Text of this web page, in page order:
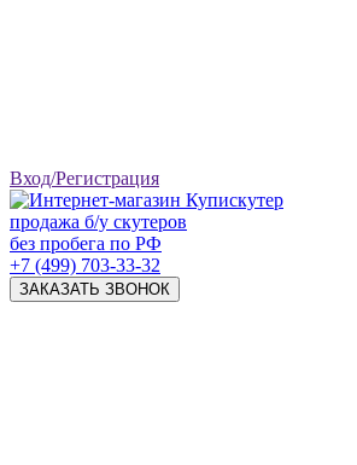
Вход/Регистрация
продажа б/у скутеров
без пробега по РФ
+7 (499) 703-33-32
ЗАКАЗАТЬ ЗВОНОК